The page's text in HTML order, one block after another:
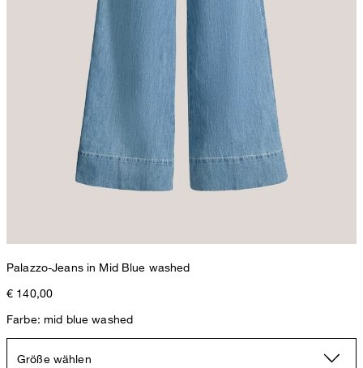
Palazzo-Jeans in Mid Blue washed
€ 140,00
Farbe: mid blue washed
Größe wählen